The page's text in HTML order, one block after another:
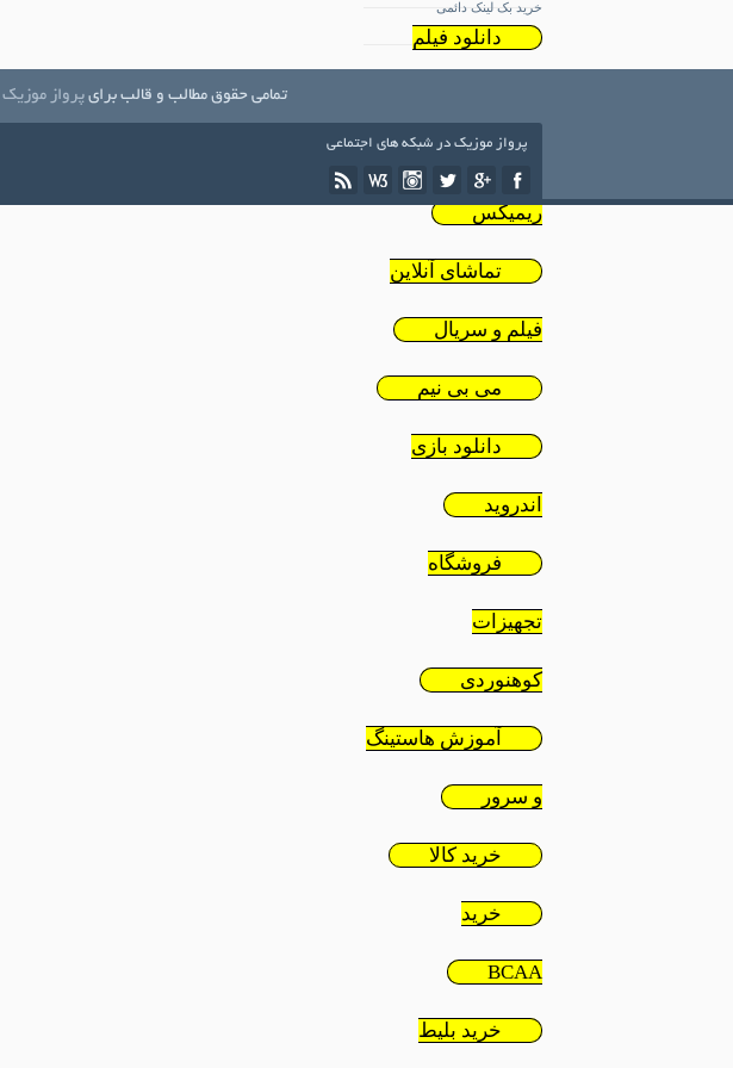
خرید بک لینک دائمی
دانلود فیلم
دانلود
ریمیکس
تماشای آنلاین
فیلم و سریال
می بی نیم
دانلود بازی
اندروید
فروشگاه
تجهیزات
کوهنوردی
آموزش هاستینگ
و سرور
خرید کالا
خرید
BCAA
خرید بلیط
تمامی حقوق مطالب و قالب برای پرواز موزیک
پرواز موزیک در شبکه های اجتماعی